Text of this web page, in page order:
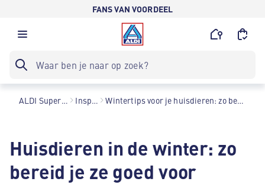
FANS VAN VOORDEEL
ALDI Supermarkten Inspiratie Wintertips voor je huisdieren: zo bereid je ze goed voor
Huisdieren in de winter: zo
bereid je ze goed voor